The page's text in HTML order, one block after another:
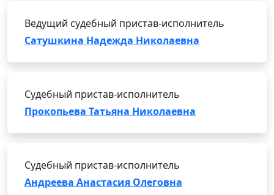
Ведущий судебный пристав-исполнитель
Сатушкина Надежда Николаевна
Судебный пристав-исполнитель
Прокопьева Татьяна Николаевна
Судебный пристав-исполнитель
Андреева Анастасия Олеговна